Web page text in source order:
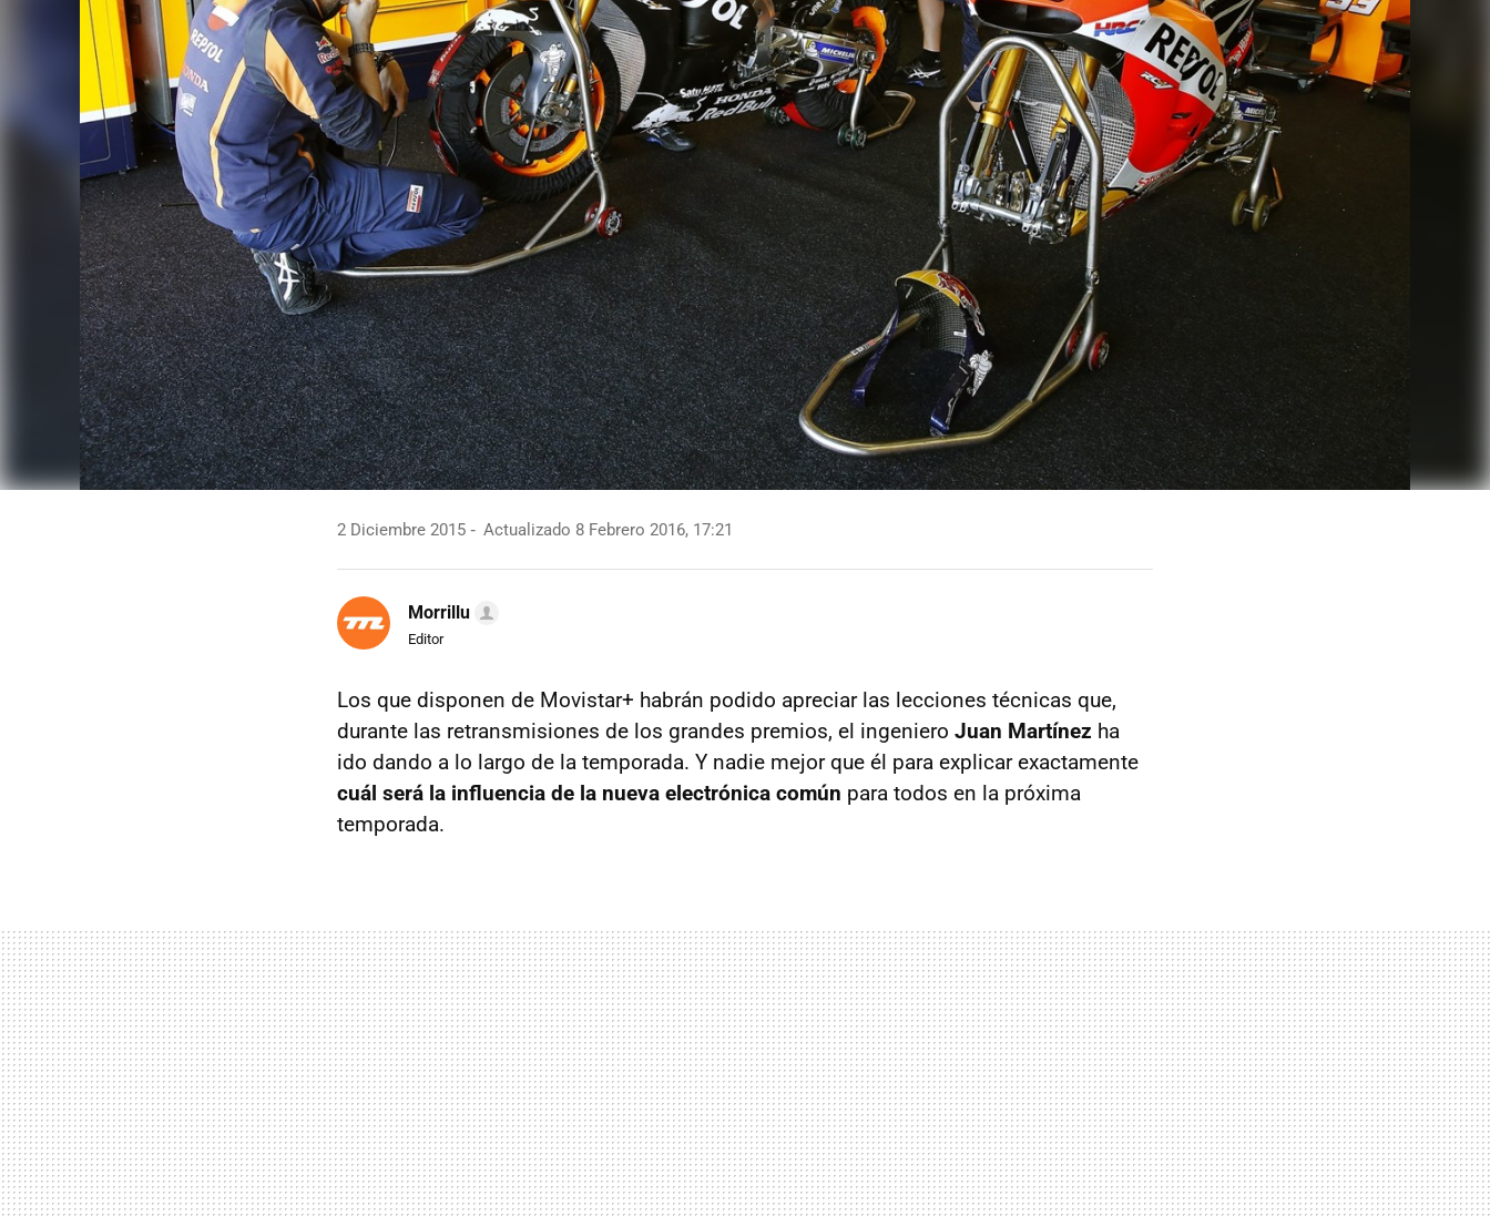
2 Diciembre 2015 Actualizado 8 Febrero 2016, 17:21
Morrillu
Editor
Los que disponen de Movistar+ habrán podido apreciar las lecciones técnicas que,
durante las retransmisiones de los grandes premios, el ingeniero Juan Martínez ha
ido dando a lo largo de la temporada. Y nadie mejor que él para explicar exactamente
cuál será la influencia de la nueva electrónica común para todos en la próxima
temporada.